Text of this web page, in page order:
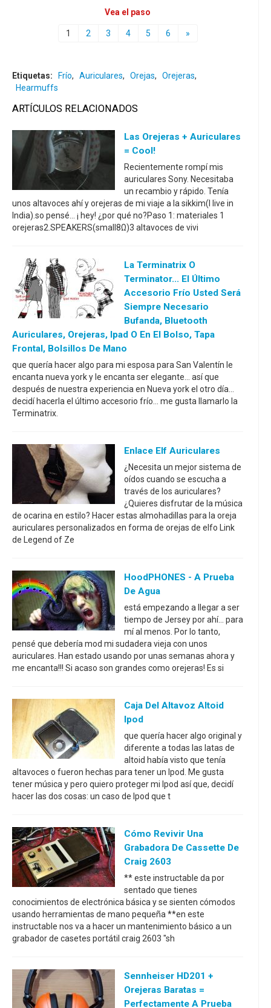
Vea el paso
1 2 3 4 5 6 »
Etiquetas: Frío, Auriculares, Orejas, Orejeras,
Hearmuffs
ARTÍCULOS RELACIONADOS
Las Orejeras + Auriculares
= Cool!
Recientemente rompí mis
auriculares Sony. Necesitaba
un recambio y rápido. Tenía
unos altavoces ahí y orejeras de mi viaje a la sikkim(I live in
India).so pensé... ¡ hey! ¿por qué no?Paso 1: materiales 1
orejeras2.SPEAKERS(small8Ω)3 altavoces de vivi
La Terminatrix O
Terminator... El Último
Accesorio Frío Usted Será
Siempre Necesario
Bufanda, Bluetooth
Auriculares, Orejeras, Ipad O En El Bolso, Tapa
Frontal, Bolsillos De Mano
que quería hacer algo para mi esposa para San Valentín le
encanta nueva york y le encanta ser elegante... así que
después de nuestra experiencia en Nueva york el otro día...
decidí hacerla el último accesorio frío... me gusta llamarlo la
Terminatrix.
Enlace Elf Auriculares
¿Necesita un mejor sistema de
oídos cuando se escucha a
través de los auriculares?
¿Quieres disfrutar de la música
de ocarina en estilo? Hacer estas almohadillas para la oreja
auriculares personalizados en forma de orejas de elfo Link
de Legend of Ze
HoodPHONES - A Prueba
De Agua
está empezando a llegar a ser
tiempo de Jersey por ahí... para
mí al menos. Por lo tanto,
pensé que debería mod mi sudadera vieja con unos
auriculares. Han estado usando por unas semanas ahora y
me encanta!!! Si acaso son grandes como orejeras! Es si
Caja Del Altavoz Altoid
Ipod
que quería hacer algo original y
diferente a todas las latas de
altoid había visto que tenía
altavoces o fueron hechas para tener un Ipod. Me gusta
tener música y pero quiero proteger mi Ipod así que, decidí
hacer las dos cosas: un caso de Ipod que t
Cómo Revivir Una
Grabadora De Cassette De
Craig 2603
** este instructable da por
sentado que tienes
conocimientos de electrónica básica y se sienten cómodos
usando herramientas de mano pequeña **en este
instructable nos va a hacer un mantenimiento básico a un
grabador de casetes portátil craig 2603 "sh
Sennheiser HD201 +
Orejeras Baratas =
Perfectamente A Prueba